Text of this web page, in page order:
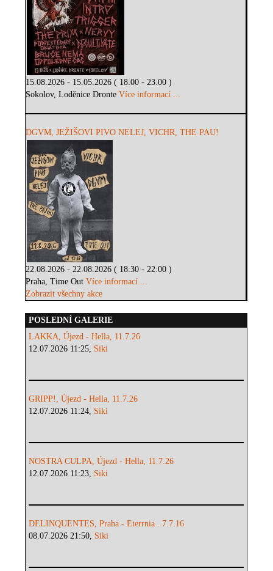
15.08.2026 - 15.05.2026 ( 18:00 - 23:00 )
Sokolov, Loděnice DronteVíce informací ...
DGVM, JEŽIŠOVI PIVO NELEJ, VICHR, THE PAU!
22.08.2026 - 22.08.2026 ( 18:30 - 22:00 )
Praha, Time OutVíce informací ...
Zobrazit všechny akce
POSLEDNÍ GALERIE
LAKKA, Újezd - Hella, 11.7.26
12.07.2026 11:25, Siki
GRIPP!, Újezd - Hella, 11.7.26
12.07.2026 11:24, Siki
NOSTRA CULPA, Újezd - Hella, 11.7.26
12.07.2026 11:23, Siki
DELINQUENTES, Praha - Eterrnia . 7.7.16
08.07.2026 21:50, Siki